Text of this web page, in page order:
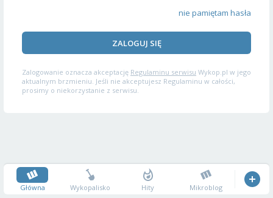
nie pamiętam hasła
ZALOGUJ SIĘ
Zalogowanie oznacza akceptację Regulaminu serwisu Wykop.pl w jego
aktualnym brzmieniu. Jeśli nie akceptujesz Regulaminu w całości,
prosimy o niekorzystanie z serwisu.
Główna Wykopalisko Hity Mikroblog